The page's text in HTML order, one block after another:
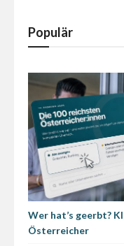
Populär
Wer hat’s geerbt?
Österreicher